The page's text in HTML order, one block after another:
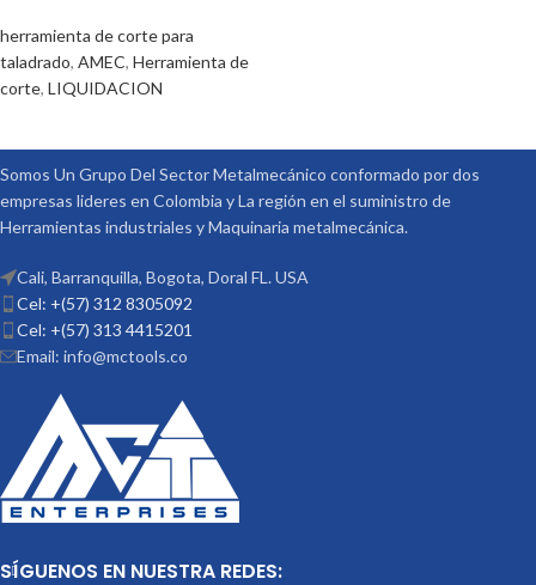
herramienta de corte para
taladrado, AMEC, Herramienta de
corte, LIQUIDACION
Somos Un Grupo Del Sector Metalmecánico conformado por dos
empresas lideres en Colombia y La región en el suministro de
Herramientas industriales y Maquinaria metalmecánica.
Cali, Barranquilla, Bogota, Doral FL. USA
Cel: +(57) 312 8305092
Cel: +(57) 313 4415201
Email: info@mctools.co
SÍGUENOS EN NUESTRA REDES: